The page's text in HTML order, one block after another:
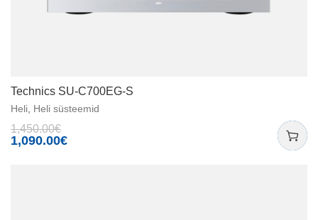
Technics SU-C700EG-S
Heli Heli süsteemid
1,450.00€
1,090.00€